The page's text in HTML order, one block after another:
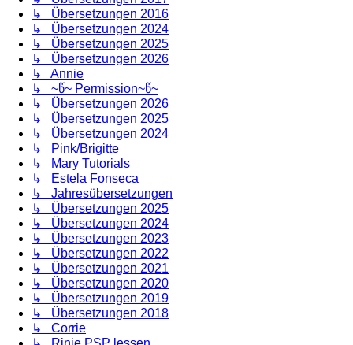
↳ Übersetzungen 2016
↳ Übersetzungen 2024
↳ Übersetzungen 2025
↳ Übersetzungen 2026
↳ Annie
↳ ~წ~ Permission~წ~
↳ Übersetzungen 2026
↳ Übersetzungen 2025
↳ Übersetzungen 2024
↳ Pink/Brigitte
↳ Mary Tutorials
↳ Estela Fonseca
↳ Jahresübersetzungen
↳ Übersetzungen 2025
↳ Übersetzungen 2024
↳ Übersetzungen 2023
↳ Übersetzungen 2022
↳ Übersetzungen 2021
↳ Übersetzungen 2020
↳ Übersetzungen 2019
↳ Übersetzungen 2018
↳ Corrie